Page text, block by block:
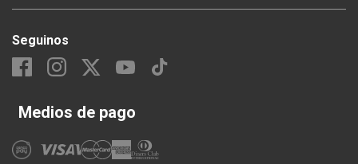
Seguinos
Medios de pago